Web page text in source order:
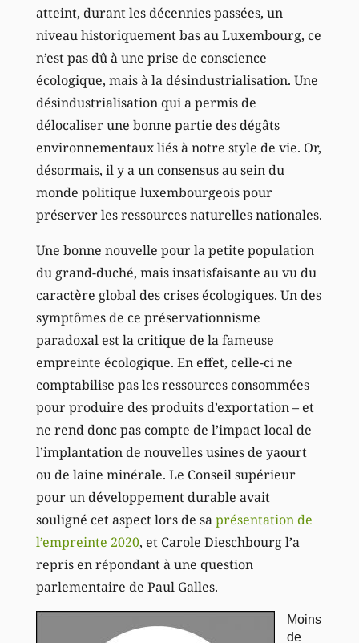
atteint, durant les décennies passées, un
niveau historiquement bas au Luxembourg, ce
n’est pas dû à une prise de conscience
écologique, mais à la désindustrialisation. Une
désindustrialisation qui a permis de
délocaliser une bonne partie des dégâts
environnementaux liés à notre style de vie. Or,
désormais, il y a un consensus au sein du
monde politique luxembourgeois pour
préserver les ressources naturelles nationales.
Une bonne nouvelle pour la petite population
du grand-duché, mais insatisfaisante au vu du
caractère global des crises écologiques. Un des
symptômes de ce préservationnisme
paradoxal est la critique de la fameuse
empreinte écologique. En effet, celle-ci ne
comptabilise pas les ressources consommées
pour produire des produits d’exportation – et
ne rend donc pas compte de l’impact local de
l’implantation de nouvelles usines de yaourt
ou de laine minérale. Le Conseil supérieur
pour un développement durable avait
souligné cet aspect lors de saprésentation de
l’empreinte 2020, et Carole Dieschbourg l’a
repris en répondant à une question
parlementaire de Paul Galles.
Moins
de